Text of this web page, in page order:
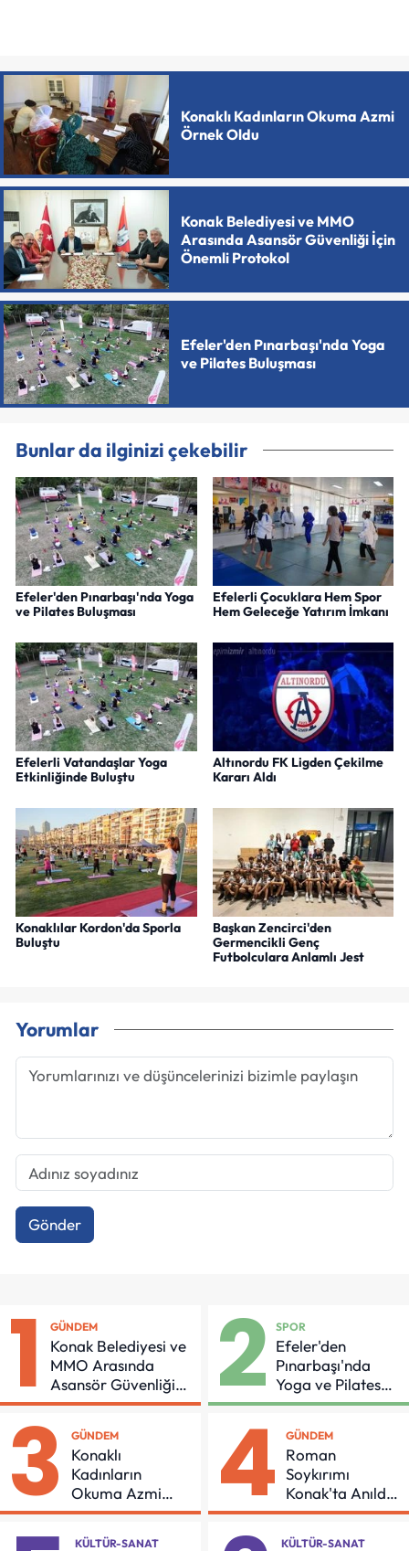
Konaklı Kadınların Okuma Azmi
Örnek Oldu
Konak Belediyesi ve MMO
Arasında Asansör Güvenliği İçin
Önemli Protokol
Efeler'den Pınarbaşı'nda Yoga
ve Pilates Buluşması
Bunlar da ilginizi çekebilir
Efeler'den Pınarbaşı'nda Yoga
ve Pilates Buluşması
Efelerli Çocuklara Hem Spor
Hem Geleceğe Yatırım İmkanı
Efelerli Vatandaşlar Yoga
Etkinliğinde Buluştu
Altınordu FK Ligden Çekilme
Kararı Aldı
Konaklılar Kordon'da Sporla
Buluştu
Başkan Zencirci'den
Germencikli Genç
Futbolculara Anlamlı Jest
Yorumlar
Gönder
1 GÜNDEM
Konak Belediyesi ve
MMO Arasında
Asansör Güvenliği
İçin Önemli Protokol
2 SPOR
Efeler'den
Pınarbaşı'nda
Yoga ve Pilates
Buluşması
3 GÜNDEM
Konaklı
Kadınların
Okuma Azmi
Örnek Oldu
4 GÜNDEM
Roman
Soykırımı
Konak'ta Anıldı:
"Eşit Bir Yaşam
KÜLTÜR-SANAT KÜLTÜR-SANAT